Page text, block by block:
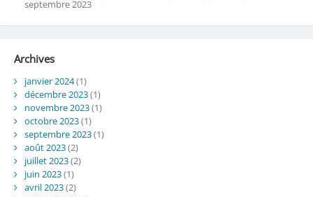
septembre 2023
Archives
janvier 2024(1)
décembre 2023(1)
novembre 2023(1)
octobre 2023(1)
septembre 2023(1)
août 2023(2)
juillet 2023(2)
juin 2023(1)
avril 2023(2)